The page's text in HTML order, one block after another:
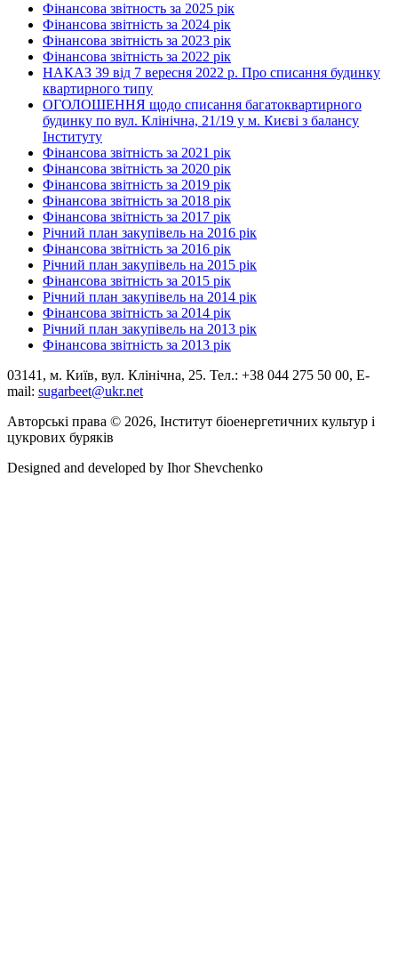
Фінансова звітность за 2025 рік
Фінансова звітність за 2024 рік
Фінансова звітність за 2023 рік
Фінансова звітність за 2022 рік
НАКАЗ 39 від 7 вересня 2022 р. Про списання будинку
квартирного типу
ОГОЛОШЕННЯ щодо списання багатоквартирного
будинку по вул. Клінічна, 21/19 у м. Києві з балансу
Інституту
Фінансова звітність за 2021 рік
Фінансова звітність за 2020 рік
Фінансова звітність за 2019 рік
Фінансова звітність за 2018 рік
Фінансова звітність за 2017 рік
Річний план закупівель на 2016 рік
Фінансова звітність за 2016 рік
Річний план закупівель на 2015 рік
Фінансова звітність за 2015 рік
Річний план закупівель на 2014 рік
Фінансова звітність за 2014 рік
Річний план закупівель на 2013 рік
Фінансова звітність за 2013 рік
03141, м. Київ, вул. Клінічна, 25. Тел.: +38 044 275 50 00, E-
mail: sugarbeet@ukr.net
Авторські права © 2026, Інститут біоенергетичних культур і
цукрових буряків
Designed and developed by Ihor Shevchenko